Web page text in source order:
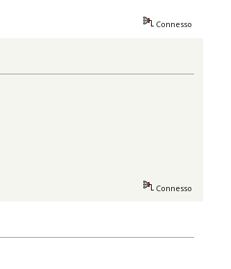
Connesso
Connesso